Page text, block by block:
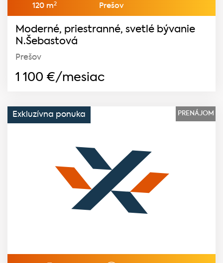
120 m2 Prešov
Moderné, priestranné, svetlé bývanie
N.Šebastová
Prešov
1 100 €/mesiac
Exkluzívna ponuka PRENÁJOM